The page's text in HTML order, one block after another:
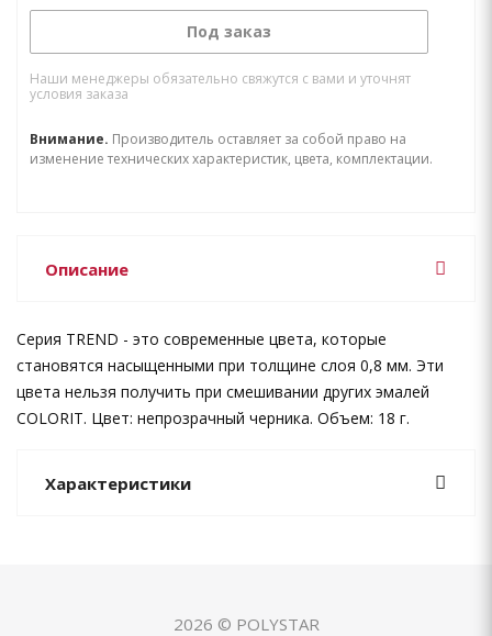
Под заказ
Наши менеджеры обязательно свяжутся с вами и уточнят
условия заказа
Внимание. Производитель оставляет за собой право на
изменение технических характеристик, цвета, комплектации.
Описание
Серия TREND - это современные цвета, которые
становятся насыщенными при толщине слоя 0,8 мм. Эти
цвета нельзя получить при смешивании других эмалей
COLORIT. Цвет: непрозрачный черника. Объем: 18 г.
Характеристики
2026 © POLYSTAR